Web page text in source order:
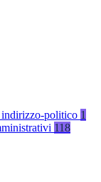
politico 1
118